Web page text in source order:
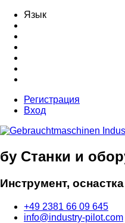
Язык
Регистрация
Вход
бу Станки и
Инструмент, оснастка
+49 2381 66 09 645
info@industry-pilot.com